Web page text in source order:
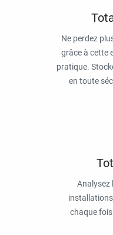
Ne perdez
grâce à cette
pratique.
en toute
Analysez
chaque